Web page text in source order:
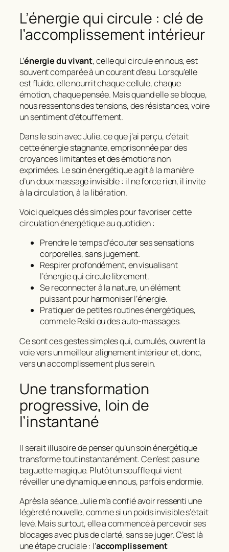
L’énergie qui circule : clé de
l’accomplissement intérieur
L’énergie du vivant, celle qui circule en nous, est
souvent comparée à un courant d’eau. Lorsqu’elle
est fluide, elle nourrit chaque cellule, chaque
émotion, chaque pensée. Mais quand elle se bloque,
nous ressentons des tensions, des résistances, voire
un sentiment d’étouffement.
Dans le soin avec Julie, ce que j’ai perçu, c’était
cette énergie stagnante, emprisonnée par des
croyances limitantes et des émotions non
exprimées. Le soin énergétique agit à la manière
d’un doux massage invisible : il ne force rien, il invite
à la circulation, à la libération.
Voici quelques clés simples pour favoriser cette
circulation énergétique au quotidien :
Prendre le temps d’écouter ses sensations
corporelles, sans jugement.
Respirer profondément, en visualisant
l’énergie qui circule librement.
Se reconnecter à la nature, un élément
puissant pour harmoniser l’énergie.
Pratiquer de petites routines énergétiques,
comme le Reiki ou des auto-massages.
Ce sont ces gestes simples qui, cumulés, ouvrent la
voie vers un meilleuralignement intérieuret, donc,
vers un accomplissement plus serein.
Une transformation
progressive, loin de
l’instantané
Il serait illusoire de penser qu’un soin énergétique
transforme tout instantanément. Ce n’est pas une
baguette magique. Plutôt un souffle qui vient
réveiller une dynamique en nous, parfois endormie.
Après la séance, Julie m’a confié avoir ressenti une
légèreténouvelle, comme si un poids invisible s’était
levé. Mais surtout, elle a commencé à percevoir ses
blocages avec plus de clarté, sans se juger. C’est là
une étape cruciale : l’accomplissement